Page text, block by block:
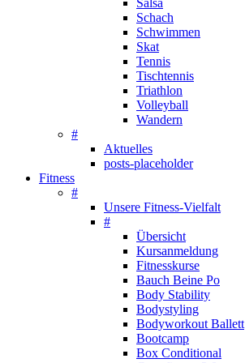
Salsa
Schach
Schwimmen
Skat
Tennis
Tischtennis
Triathlon
Volleyball
Wandern
#
Aktuelles
posts-placeholder
Fitness
#
Unsere Fitness-Vielfalt
#
Übersicht
Kursanmeldung
Fitnesskurse
Bauch Beine Po
Body Stability
Bodystyling
Bodyworkout Ballett
Bootcamp
Box Conditional